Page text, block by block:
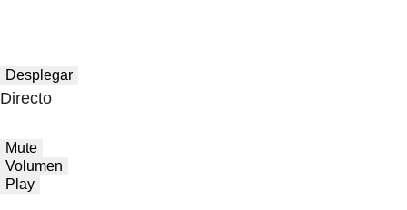
Desplegar
Directo
Mute
Volumen
Play